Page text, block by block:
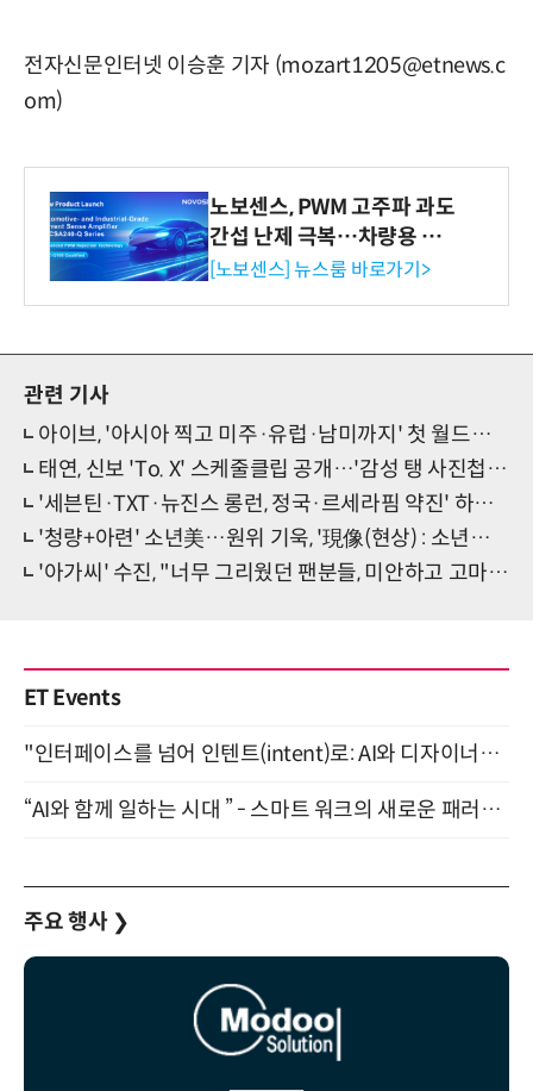
전자신문인터넷 이승훈 기자 (mozart1205@etnews.c
om)
노보센스, PWM 고주파 과도
간섭 난제 극복…차량용 전
류 감지 증폭기
[노보센스] 뉴스룸 바로가기>
관련 기사
아이브, '아시아 찍고 미주·유럽·남미까지' 첫 월드투어 리스트 공개
태연, 신보 'To. X' 스케줄클립 공개…'감성 탱 사진첩' 예고
'세븐틴·TXT·뉴진스 롱런, 정국·르세라핌 약진' 하이브 군단, 美 빌보드서 '강세 붙박이'
'청량+아련' 소년美…원위 기욱, '現像(현상) : 소년의 파란' 콘셉트 포토
'아가씨' 수진, "너무 그리웠던 팬분들, 미안하고 고마운 마음뿐" [일문일답]
ET Events
"인터페이스를 넘어 인텐트(intent)로: AI와 디자이너가 함께 만드는 공존의 UX" 강남역 (9/2)
“AI와 함께 일하는 시대 ” - 스마트 워크의 새로운 패러다임 (9/11)
주요 행사 ❯